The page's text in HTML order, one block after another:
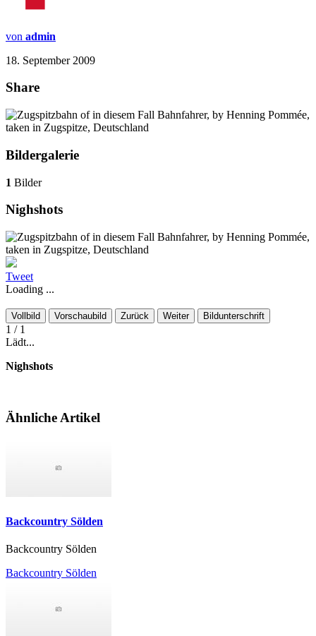
von admin
18. September 2009
Share
Bildergalerie
1 Bilder
Nighshots
Tweet
Loading ...
Vollbild Vorschaubild Zurück Weiter Bildunterschrift
1 / 1
Lädt...
Nighshots
Ähnliche Artikel
Backcountry Sölden
Backcountry Sölden
Backcountry Sölden